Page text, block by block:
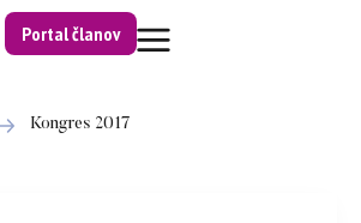
Portal članov
Kongres 2017